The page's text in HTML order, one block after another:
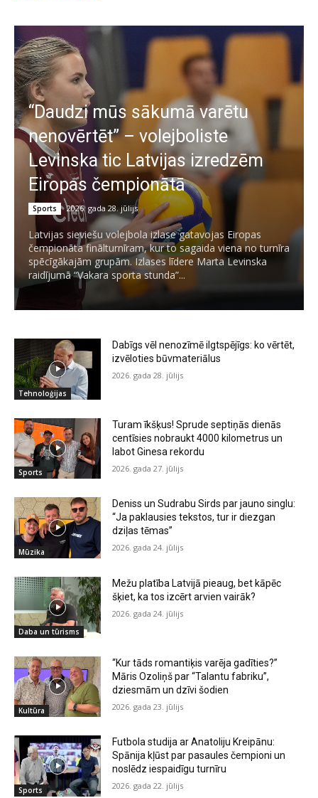
“Daudzi mūs sākumā varētu
nenovērtēt” – volejboliste
Levinska tic Latvijas izredzēm
Eiropas čempionātā
Sports 2026. gada 28. jūlijs
Latvijas sieviešu volejbola izlase gatavojas Eiropas
čempionāta finālturnīram, kur to sagaida viena no turnīra
spēcīgākajām grupām. Izlases līdere Marta Levinska
raidījumā “Vakara sporta stunda”...
Tehnoloģijas
Dabīgs vēl nenozīmē ilgtspējīgs: ko vērtēt,
izvēloties būvmateriālus
2026. gada 28. jūlijs
Sports
Turam īkšķus! Sprude septiņās dienās
centīsies nobraukt 4000 kilometrus un
labot Ginesa rekordu
2026. gada 27. jūlijs
Mūzika
Deniss un Sudrabu Sirds par jauno singlu:
“Ja paklausies tekstos, tur ir diezgan
dziļas tēmas”
2026. gada 24. jūlijs
Daba un tūrisms
Mežu platība Latvijā pieaug, bet kāpēc
šķiet, ka tos izcērt arvien vairāk?
2026. gada 24. jūlijs
Kultūra
“Kur tāds romantiķis varēja gadīties?”
Māris Ozoliņš par “Talantu fabriku”,
dziesmām un dzīvi šodien
2026. gada 23. jūlijs
Sports
Futbola studija ar Anatoliju Kreipānu:
Spānija kļūst par pasaules čempioni un
noslēdz iespaidīgu turnīru
2026. gada 22. jūlijs